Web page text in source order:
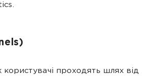
користувачі проходять шлях від